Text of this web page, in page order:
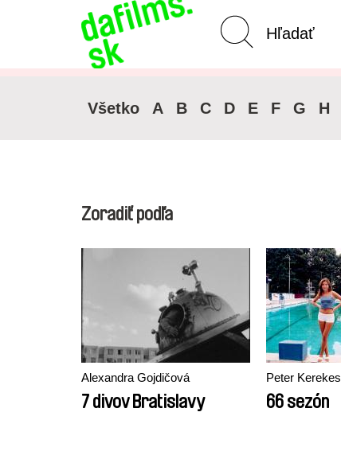
Pokročilé vyhľadávanie
Všetko A B C D E F G H
Zoradiť podľa
Alexandra Gojdičová
7 divov Bratislavy
Peter Kerekes
66 sezón